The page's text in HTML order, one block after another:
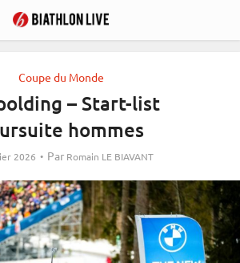
Coupe du Monde
– Start-list
hommes
2026 Par Romain LE BIAVANT